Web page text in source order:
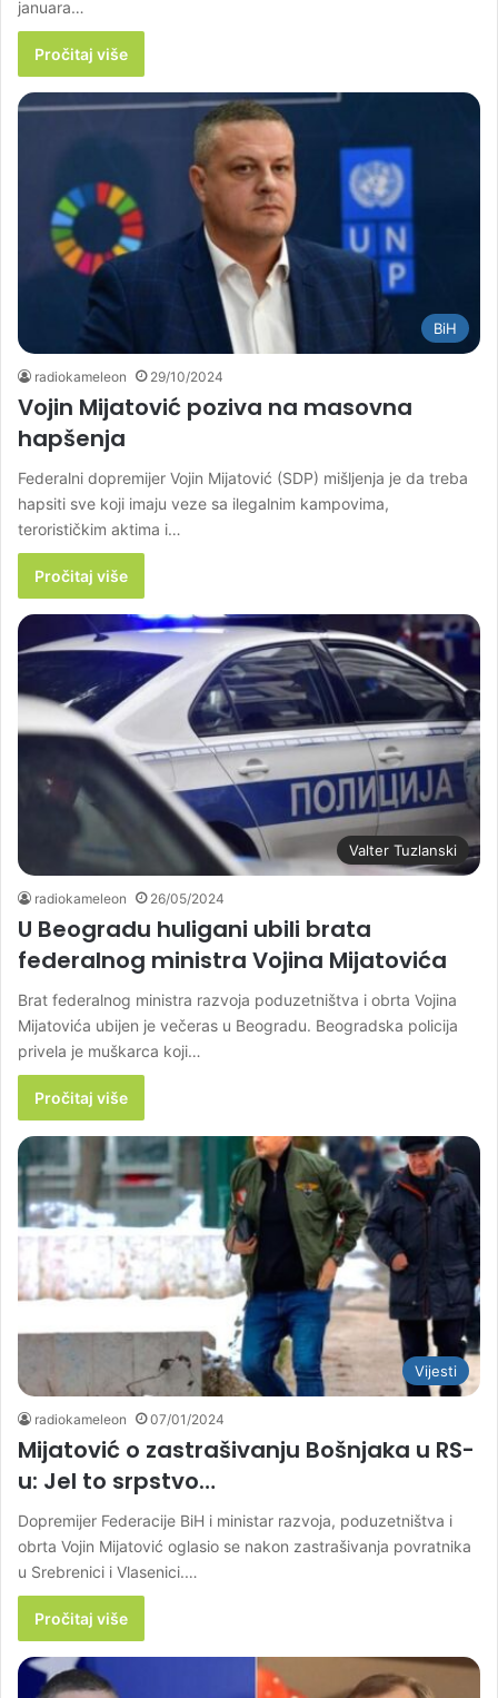
januara…
Pročitaj više
BiH
radiokameleon 29/10/2024
Vojin Mijatović poziva na masovna
hapšenja
Federalni dopremijer Vojin Mijatović (SDP) mišljenja je da treba
hapsiti sve koji imaju veze sa ilegalnim kampovima,
terorističkim aktima i…
Pročitaj više
Valter Tuzlanski
radiokameleon 26/05/2024
U Beogradu huligani ubili brata
federalnog ministra Vojina Mijatovića
Brat federalnog ministra razvoja poduzetništva i obrta Vojina
Mijatovića ubijen je večeras u Beogradu. Beogradska policija
privela je muškarca koji…
Pročitaj više
Vijesti
radiokameleon 07/01/2024
Mijatović o zastrašivanju Bošnjaka u RS-
u: Jel to srpstvo…
Dopremijer Federacije BiH i ministar razvoja, poduzetništva i
obrta Vojin Mijatović oglasio se nakon zastrašivanja povratnika
u Srebrenici i Vlasenici.…
Pročitaj više